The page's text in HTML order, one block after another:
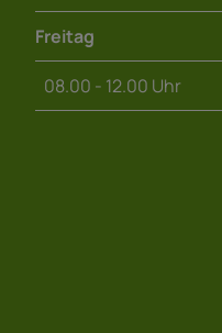
Freitag
08.00 - 12.00 Uhr